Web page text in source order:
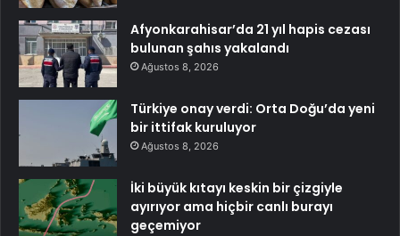
Afyonkarahisar’da 21 yıl hapis cezası
bulunan şahıs yakalandı
Ağustos 8, 2026
Türkiye onay verdi: Orta Doğu’da yeni
bir ittifak kuruluyor
Ağustos 8, 2026
İki büyük kıtayı keskin bir çizgiyle
ayırıyor ama hiçbir canlı burayı
geçemiyor